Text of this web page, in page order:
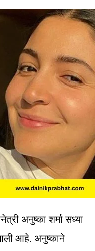
अनुष्का शर्मा सध्या
आहे. अनुष्काने